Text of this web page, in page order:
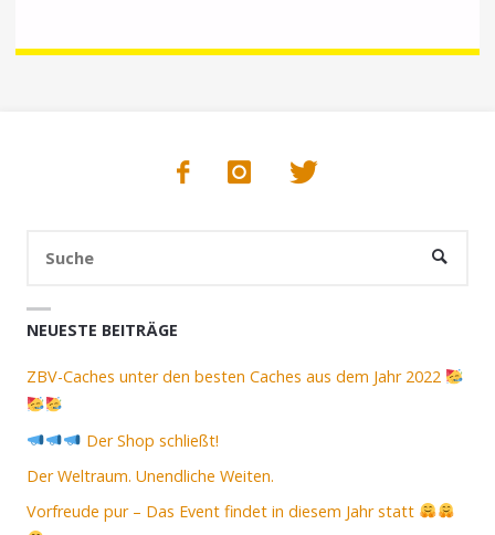
SUCHE
NEUESTE BEITRÄGE
ZBV-Caches unter den besten Caches aus dem Jahr 2022
Der Shop schließt!
Der Weltraum. Unendliche Weiten.
Vorfreude pur – Das Event findet in diesem Jahr statt